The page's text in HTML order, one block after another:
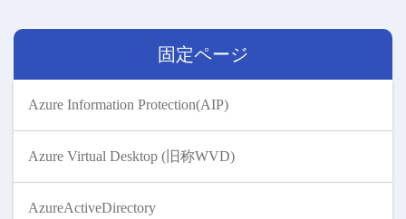
固定ページ
Azure Information Protection(AIP)
Azure Virtual Desktop (旧称WVD)
AzureActiveDirectory